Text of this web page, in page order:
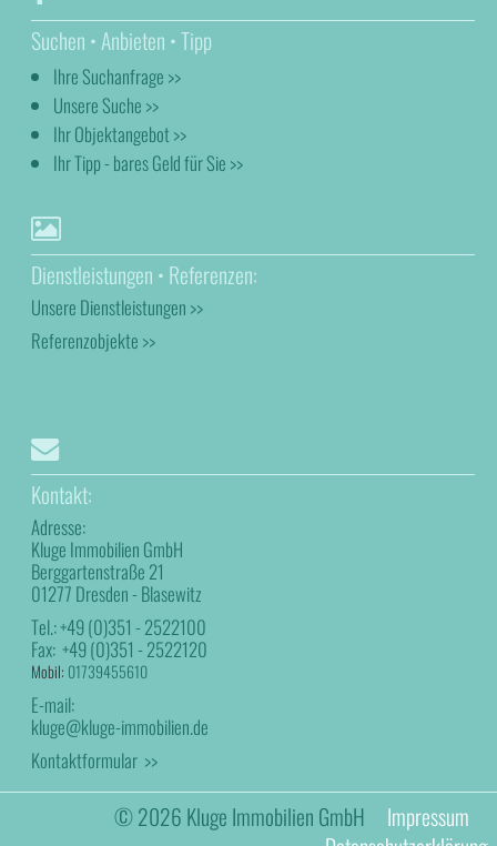
Suchen • Anbieten • Tipp
Ihre Suchanfrage >>
Unsere Suche >>
Ihr Objektangebot >>
Ihr Tipp - bares Geld für Sie >>
Dienstleistungen • Referenzen:
Unsere Dienstleistungen >>
Referenzobjekte >>
Kontakt:
Adresse:
Kluge Immobilien GmbH
Berggartenstraße 21
01277 Dresden - Blasewitz
Tel.:+49 (0)351 - 2522100
Fax:+49 (0)351 - 2522120
Mobil: 01739455610
E-mail:
kluge@kluge-immobilien.de
Kontaktformular >>
© 2026 Kluge Immobilien GmbH Impressum